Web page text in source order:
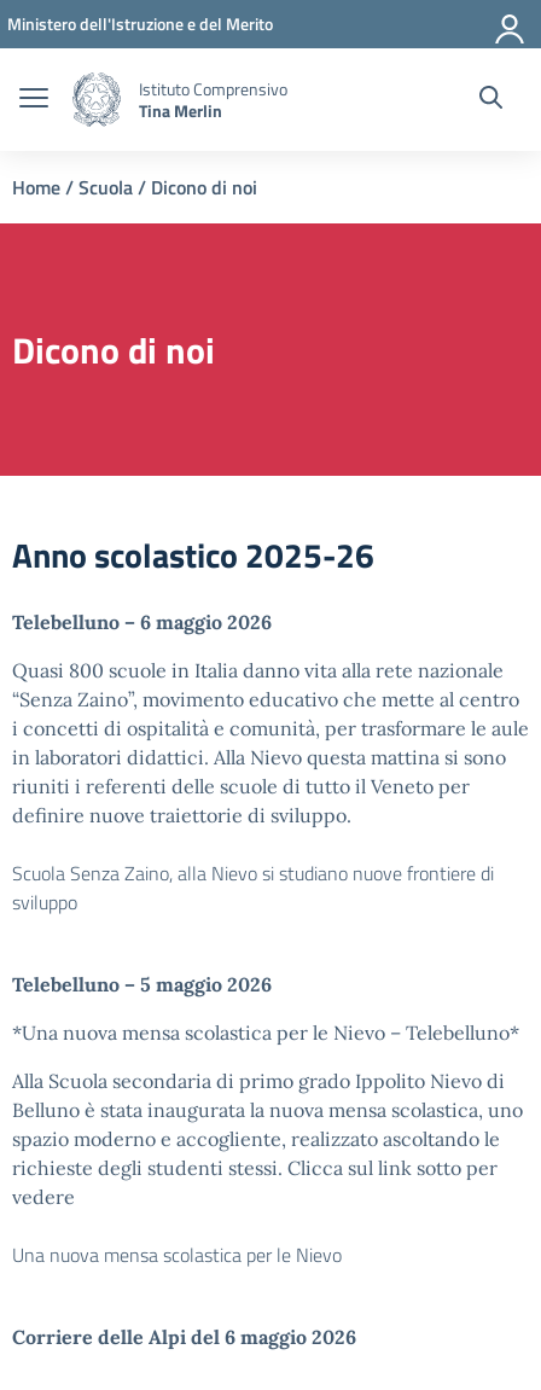
Vai ai contenuti
Vai al menu di navigazione
Vai al footer
Ministero dell'Istruzione e del Merito
Istituto Comprensivo
Tina Merlin
Home/Scuola/ Dicono di noi
Dicono di noi
Anno scolastico 2025-26
Telebelluno – 6 maggio 2026
Quasi 800 scuole in Italia danno vita alla rete nazionale
“Senza Zaino”, movimento educativo che mette al centro
i concetti di ospitalità e comunità, per trasformare le aule
in laboratori didattici. Alla Nievo questa mattina si sono
riuniti i referenti delle scuole di tutto il Veneto per
definire nuove traiettorie di sviluppo.
Scuola Senza Zaino, alla Nievo si studiano nuove frontiere di
sviluppo
Telebelluno – 5 maggio 2026
*Una nuova mensa scolastica per le Nievo – Telebelluno*
Alla Scuola secondaria di primo grado Ippolito Nievo di
Belluno è stata inaugurata la nuova mensa scolastica, uno
spazio moderno e accogliente, realizzato ascoltando le
richieste degli studenti stessi. Clicca sul link sotto per
vedere
Una nuova mensa scolastica per le Nievo
Corriere delle Alpi del 6 maggio 2026